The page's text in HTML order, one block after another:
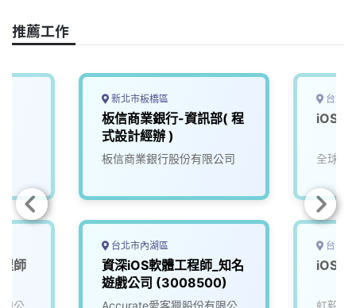
o
k
n
k
推薦工作
師
公
新北市板橋區
板信商業銀行-資訊部( 程
式設計經辦 )
板信商業銀行股份有限公司
台北市內湖區
資深iOS軟體工程師_知名
遊戲公司 (3008500)
Accurate愛客獵股份有限公
台北
iOS
全球華
台中
iOS
虹毅實